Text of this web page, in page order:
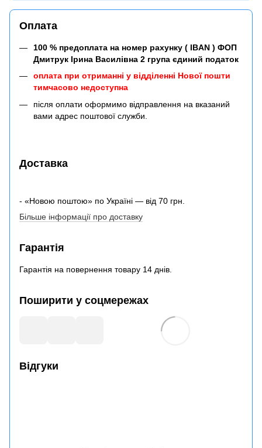
Оплата
100 % предоплата на номер рахунку ( IBAN ) ФОП
Дмитрук Ірина Василівна 2 група єдиний податок
оплата при отриманні у відділенні Нової пошти
тимчасово недоступна
після оплати оформимо відправлення на вказаний
вами адрес поштової служби.
Доставка
- «Новою поштою» по Україні — від 70 грн.
Більше інформації про доставку
Гарантія
Гарантія на повернення товару 14 днів.
Поширити у соцмережах
Відгуки